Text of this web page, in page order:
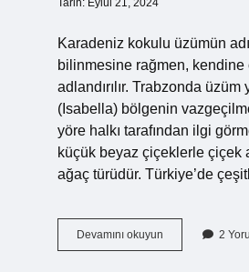
Tarih: Eylül 21, 2024
Karadeniz kokulu üzümün
bilinmesine rağmen, kendine
adlandırılır. Trabzonda
(Isabella) bölgenin
yöre halkı tarafından ilgi
küçük beyaz çiçeklerle çiçek
ağaç türüdür. Türkiye’de
Devamını okuyun Karadenizde
Hangi
2